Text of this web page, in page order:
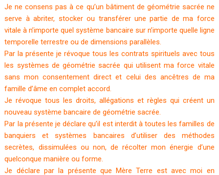
Je ne consens pas à ce qu’un bâtiment de géométrie sacrée ne
serve à abriter, stocker ou transférer une partie de ma force
vitale à n’importe quel système bancaire sur n’importe quelle ligne
temporelle terrestre ou de dimensions parallèles.
Par la présente je révoque tous les contrats spirituels avec tous
les systèmes de géométrie sacrée qui utilisent ma force vitale
sans mon consentement direct et celui des ancêtres de ma
famille d’âme en complet accord.
Je révoque tous les droits, allégations et règles qui créent un
nouveau système bancaire de géométrie sacrée.
Par la présente je déclare qu’il est interdit à toutes les familles de
banquiers et systèmes bancaires d’utiliser des méthodes
secrètes, dissimulées ou non, de récolter mon énergie d’une
quelconque manière ou forme.
Je déclare par la présente que Mère Terre est avec moi en